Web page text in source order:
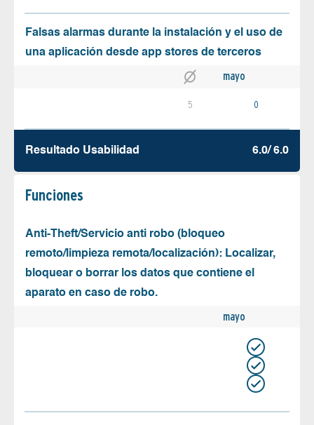
Falsas alarmas durante la instalación y el uso de
una aplicación desde app stores de terceros
mayo
5 0
Resultado Usabilidad 6.0/ 6.0
Funciones
Anti-Theft/Servicio anti robo (bloqueo
remoto/limpieza remota/localización): Localizar,
bloquear o borrar los datos que contiene el
aparato en caso de robo.
mayo